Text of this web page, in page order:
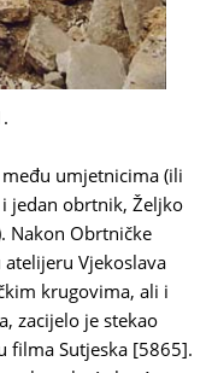
umjetnicima (ili
jedan obrtnik, Željko
Nakon Obrtničke
Vjekoslava
krugovima, ali i
zacijelo je stekao
filma Sutjeska [5865].